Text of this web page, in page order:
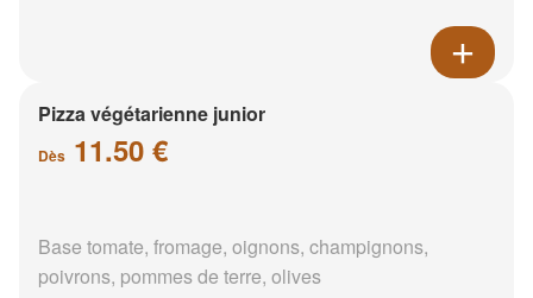
Pizza végétarienne junior
Dès 11.50 €
Base tomate, fromage, oignons, champignons,
poivrons, pommes de terre, olives